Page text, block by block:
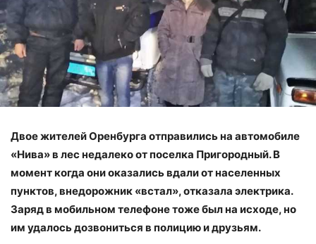
Двое жителей Оренбурга отправились на автомобиле
«Нива» в лес недалеко от поселка Пригородный. В
момент когда они оказались вдали от населенных
пунктов, внедорожник «встал», отказала электрика.
Заряд в мобильном телефоне тоже был на исходе, но
им удалось дозвониться в полицию и друзьям.